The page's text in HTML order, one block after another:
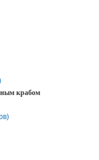
крабом